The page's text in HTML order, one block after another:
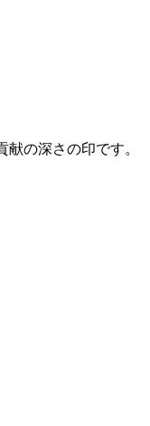
の深さの印です。